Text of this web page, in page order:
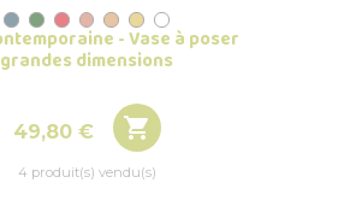
- Vase à poser
grandes dimensions
Prix
49,80 € 
4 produit(s) vendu(s)